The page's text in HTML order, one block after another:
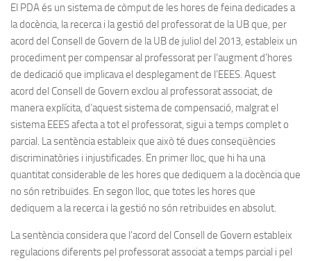
El PDA és un sistema de còmput de les hores de feina dedicades a
la docència, la recerca i la gestió del professorat de la UB que, per
acord del Consell de Govern de la UB de juliol del 2013, estableix un
procediment per compensar al professorat per l’augment d’hores
de dedicació que implicava el desplegament de l’EEES. Aquest
acord del Consell de Govern exclou al professorat associat, de
manera explícita, d’aquest sistema de compensació, malgrat el
sistema EEES afecta a tot el professorat, sigui a temps complet o
parcial. La sentència estableix que això té dues conseqüències
discriminatòries i injustificades. En primer lloc, que hi ha una
quantitat considerable de les hores que dediquem a la docència que
no són retribuïdes. En segon lloc, que totes les hores que
dediquem a la recerca i la gestió no són retribuïdes en absolut.
La sentència considera que l’acord del Consell de Govern estableix
regulacions diferents pel professorat associat a temps parcial i pel